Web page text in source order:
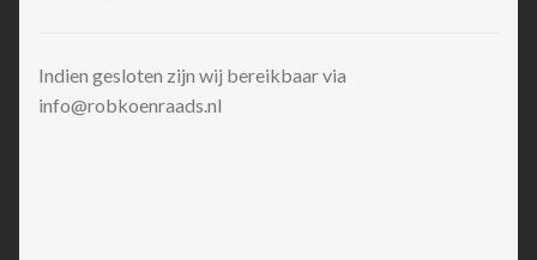
Indien gesloten zijn wij bereikbaar via
info@robkoenraads.nl